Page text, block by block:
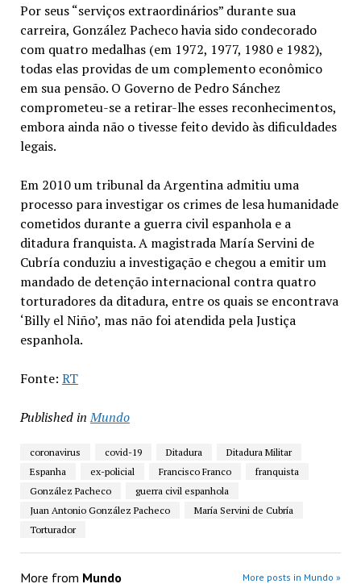
Por seus “serviços extraordinários” durante sua
carreira, González Pacheco havia sido condecorado
com quatro medalhas (em 1972, 1977, 1980 e 1982),
todas elas providas de um complemento econômico
em sua pensão. O Governo de Pedro Sánchez
comprometeu-se a retirar-lhe esses reconhecimentos,
embora ainda não o tivesse feito devido às dificuldades
legais.
Em 2010 um tribunal da Argentina admitiu uma
processo para investigar os crimes de lesa humanidade
cometidos durante a guerra civil espanhola e a
ditadura franquista. A magistrada María Servini de
Cubría conduziu a investigação e chegou a emitir um
mandado de detenção internacional contra quatro
torturadores da ditadura, entre os quais se encontrava
‘Billy el Niño’, mas não foi atendida pela Justiça
espanhola.
Fonte: RT
Published in Mundo
coronavirus covid-19 Ditadura
Ditadura Militar
Espanha
ex-policial Francisco Franco
franquista
González Pacheco
guerra civil espanhola
Juan Antonio González Pacheco
María Servini de Cubría
Torturador
More from Mundo More posts in Mundo »